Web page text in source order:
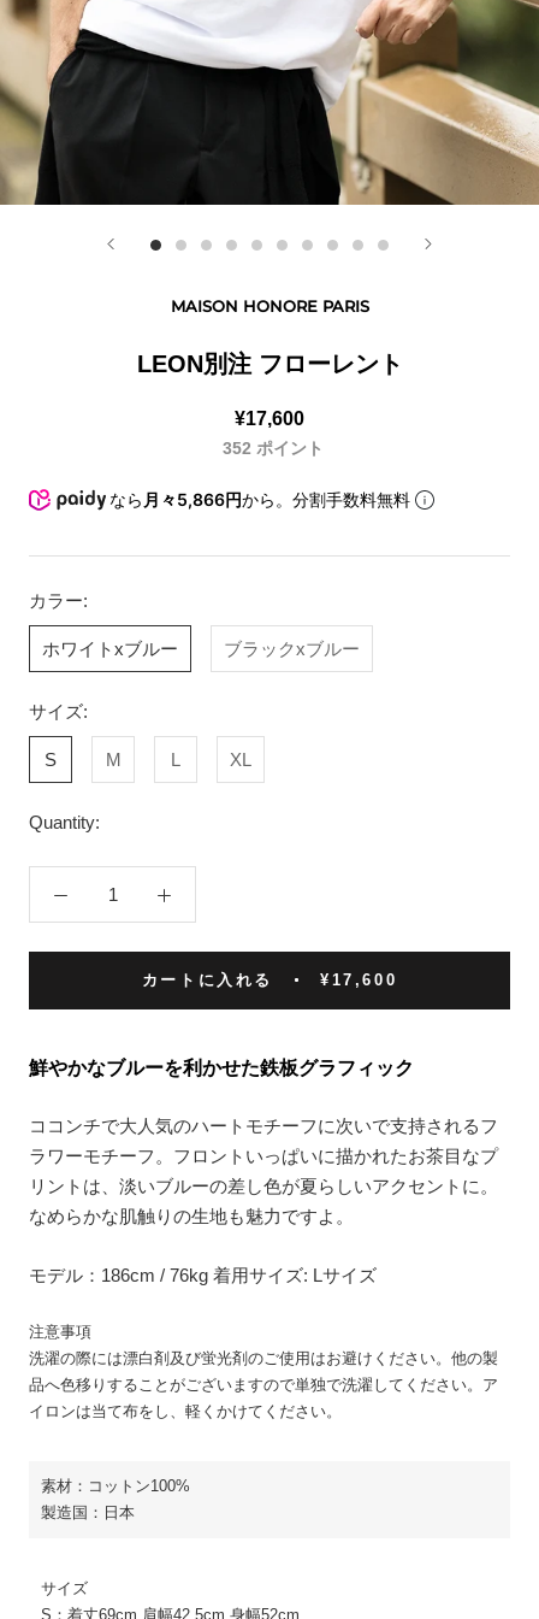
MAISON HONORE PARIS
LEON別注 フローレント
¥17,600
352 ポイント
なら 月々5,866円から。分割手数料無料
カラー:
ホワイトxブルー ブラックxブルー
サイズ:
S M L XL
Quantity:
カートに入れる ¥17,600
鮮やかなブルーを利かせた鉄板グラフィック
ココンチで大人気のハートモチーフに次いで支持されるフ
ラワーモチーフ。フロントいっぱいに描かれたお茶目なプ
リントは、淡いブルーの差し色が夏らしいアクセントに。
なめらかな肌触りの生地も魅力ですよ。
モデル：186cm / 76kg 着用サイズ: Lサイズ
注意事項
洗濯の際には漂白剤及び蛍光剤のご使用はお避けください。他の製
品へ色移りすることがございますので単独で洗濯してください。ア
イロンは当て布をし、軽くかけてください。
素材：コットン100%
製造国：日本
サイズ
S：着丈69cm 肩幅42.5cm 身幅52cm